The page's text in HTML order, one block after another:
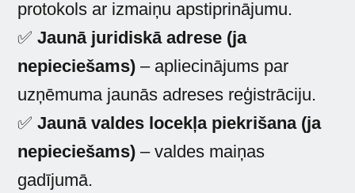
protokols ar izmaiņu apstiprinājumu.
✅Jaunā juridiskā adrese (ja
nepieciešams) – apliecinājums par
uzņēmuma jaunās adreses reģistrāciju.
✅Jaunā valdes locekļa piekrišana (ja
nepieciešams) – valdes maiņas
gadījumā.